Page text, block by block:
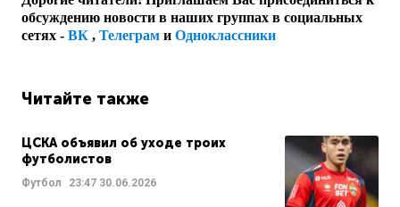
обсуждению новости в наших группах в социальных
сетях - ВК , Телеграм и Одноклассники
Читайте также
ЦСКА объявил об уходе троих
футболистов
Футбол 23:47 30.06.2026